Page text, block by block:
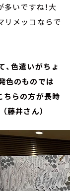
多いですね！大
リメッコならで
、色遣いがちょ
色のものでは
ちらの方が長時
藤井さん）